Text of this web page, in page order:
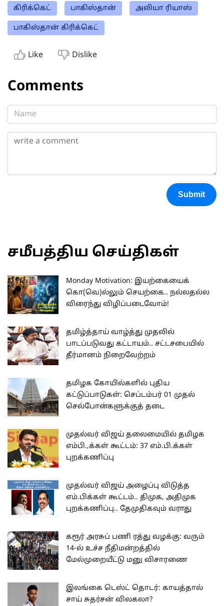
கிரிக்கெட் பாகிஸ்தான் அலியா ரியாஸ்
பாகிஸ்தான் கிரிக்கெட்
Like Dislike
Comments
Submit
சமீபத்திய செய்திகள்
Monday Motivation: இயற்கையைக்
கொ(வெ)ல்லும் செயற்கை.. நல்லதல்ல
விரைந்து விழிப்படைவோம்!
தமிழ்த்தாய் வாழ்த்து முதலில்
பாடப்படுவது கட்டாயம்.. சட்டசபையில்
தீர்மானம் நிறைவேற்றம்
தமிழக கோயில்களில் புதிய
கட்டுப்பாடுகள்: செப்டம்பர் 01 முதல்
செல்போன்களுக்குத் தடை
முதல்வர் விஜய் தலைமையில் தமிழக
எம்பி.,க்கள் கூட்டம்: 37 எம்.பி.க்கள்
புறக்கணிப்பு
முதல்வர் விஜய் அழைப்பு விடுத்த
எம்.பிக்கள் கூட்டம்.. திமுக, அதிமுக
புறக்கணிப்பு.. தேமுதிகவும் வராது
கரூர் அரசுப் பணி ரத்து வழக்கு: வரும்
14-ல் உச்ச நீதிமன்றத்தில்
மேல்முறையீட்டு மனு விசாரணை
இலங்கை டெஸ்ட் தொடர்: காயத்தால்
சாய் சுதர்சன் விலகலா?